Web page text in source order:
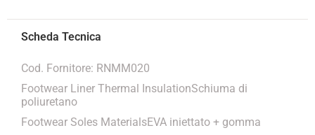
Cod. Fornitore: RNMM020
Footwear Liner Thermal InsulationSchiuma di
poliuretano
Footwear Soles MaterialsEVA iniettato + gomma